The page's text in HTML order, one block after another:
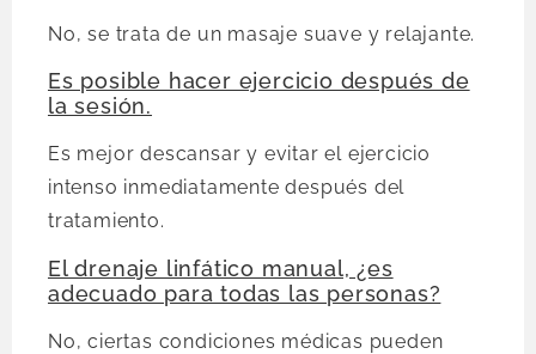
No, se trata de un masaje suave y relajante.
Es posible hacer ejercicio después de
la sesión.
Es mejor descansar y evitar el ejercicio
intenso inmediatamente después del
tratamiento.
El drenaje linfático manual, ¿es
adecuado para todas las personas?
No, ciertas condiciones médicas pueden